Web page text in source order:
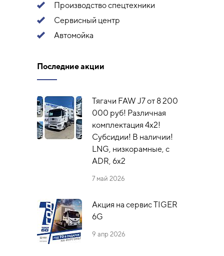
Производство спецтехники
Сервисный центр
Автомойка
Последние акции
Тягачи FAW J7 от 8 200
000 руб! Различная
комплектация 4х2!
Субсидии! В наличии!
LNG, низкорамные, с
ADR, 6x2
7 май 2026
Акция на сервис TIGER
6G
9 апр 2026